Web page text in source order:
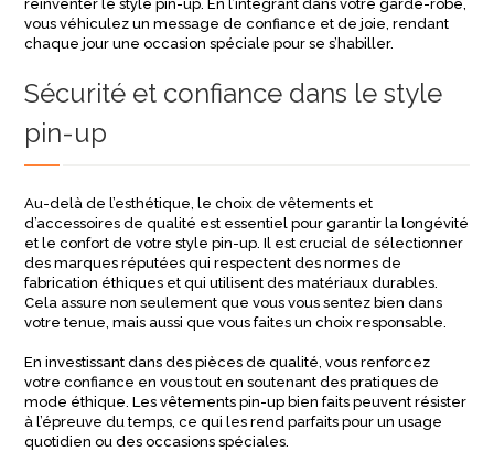
réinventer le style pin-up. En l’intégrant dans votre garde-robe,
vous véhiculez un message de confiance et de joie, rendant
chaque jour une occasion spéciale pour se s’habiller.
Sécurité et confiance dans le style
pin-up
Au-delà de l’esthétique, le choix de vêtements et
d’accessoires de qualité est essentiel pour garantir la longévité
et le confort de votre style pin-up. Il est crucial de sélectionner
des marques réputées qui respectent des normes de
fabrication éthiques et qui utilisent des matériaux durables.
Cela assure non seulement que vous vous sentez bien dans
votre tenue, mais aussi que vous faites un choix responsable.
En investissant dans des pièces de qualité, vous renforcez
votre confiance en vous tout en soutenant des pratiques de
mode éthique. Les vêtements pin-up bien faits peuvent résister
à l’épreuve du temps, ce qui les rend parfaits pour un usage
quotidien ou des occasions spéciales.